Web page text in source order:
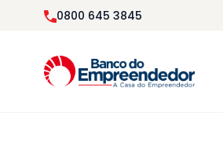
0800 645 3845